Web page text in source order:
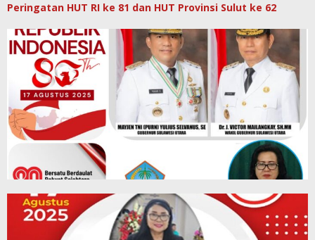
Peringatan HUT RI ke 81 dan HUT Provinsi Sulut ke 62